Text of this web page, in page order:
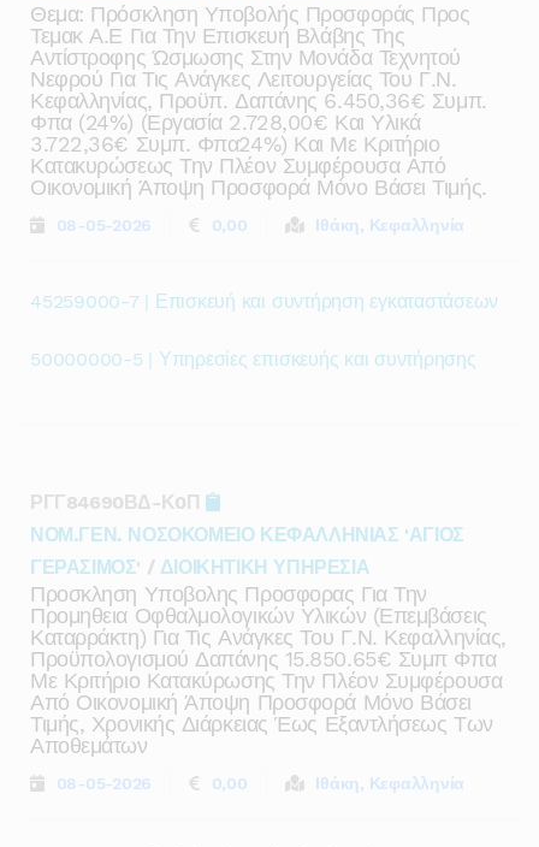
Θεμα: Πρόσκληση Υποβολής Προσφοράς Προς
Τεμακ Α.ε Για Την Επισκευή Βλάβης Της
Αντίστροφης Ώσμωσης Στην Μονάδα Τεχνητού
Νεφρού Για Τις Ανάγκες Λειτουργείας Του Γ.ν.
Κεφαλληνίας, Προϋπ. Δαπάνης 6.450,36€ Συμπ.
Φπα (24%) (εργασία 2.728,00€ Και Υλικά
3.722,36€ Συμπ. Φπα24%) Και Με Κριτήριο
Κατακυρώσεως Την Πλέον Συμφέρουσα Από
Οικονομική Άποψη Προσφορά Μόνο Βάσει Τιμής.
08-05-2026 0,00 Ιθάκη, Κεφαλληνία
45259000-7 | Επισκευή και συντήρηση εγκαταστάσεων
50000000-5 | Υπηρεσίες επισκευής και συντήρησης
ΡΓΓ84690ΒΔ-Κ0Π
ΝΟΜ.ΓΕΝ. ΝΟΣΟΚΟΜΕΙΟ ΚΕΦΑΛΛΗΝΙΑΣ 'ΑΓΙΟΣ
ΓΕΡΑΣΙΜΟΣ' / ΔΙΟΙΚΗΤΙΚΗ ΥΠΗΡΕΣΙΑ
Προσκληση Υποβολης Προσφορας Για Την
Προμηθεια Οφθαλμολογικών Υλικών (επεμβάσεις
Καταρράκτη) Για Τις Ανάγκες Του Γ.ν. Κεφαλληνίας,
Προϋπολογισμού Δαπάνης 15.850.65€ Συμπ Φπα
Με Κριτήριο Κατακύρωσης Την Πλέον Συμφέρουσα
Από Οικονομική Άποψη Προσφορά Μόνο Βάσει
Τιμής, Χρονικής Διάρκειας Έως Εξαντλήσεως Των
Αποθεμάτων
08-05-2026 0,00 Ιθάκη, Κεφαλληνία